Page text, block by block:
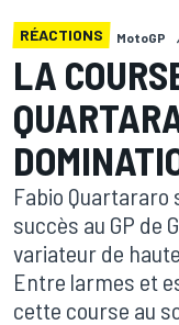
RÉACTIONS MotoGP
LA
Fabio
succès au GP de
variateur de
Entre larmes et
cette course au